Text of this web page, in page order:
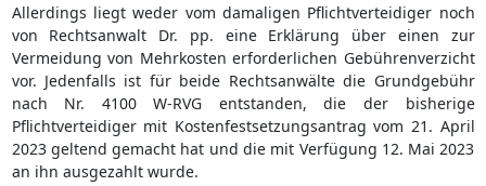
Allerdings liegt weder vom damaligen Pflichtverteidiger noch
von Rechtsanwalt Dr. pp. eine Erklärung über einen zur
Vermeidung von Mehrkosten erforderlichen Gebührenverzicht
vor. Jedenfalls ist für beide Rechtsanwälte die Grundgebühr
nach Nr. 4100 W-RVG entstanden, die der bisherige
Pflichtverteidiger mit Kostenfestsetzungsantrag vom 21. April
2023 geltend gemacht hat und die mit Verfügung 12. Mai 2023
an ihn ausgezahlt wurde.